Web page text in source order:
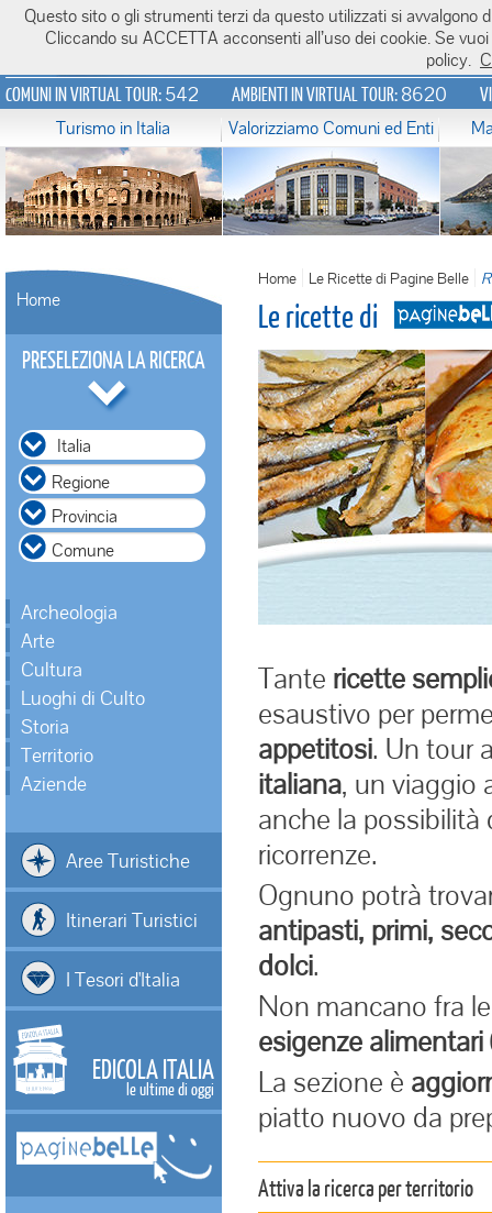
Italiavirtualtour.it
COMUNI IN VIRTUAL TOUR:542 AMBIENTI IN VIRTUAL TOUR:8620
Turismo in Italia Valorizziamo Comuni ed Enti
Home
PRESELEZIONA LA RICERCA
Italia
Archeologia
Arte
Cultura
Luoghi di Culto
Storia
Territorio
Aziende
Aree Turistiche
Itinerari Turistici
I Tesori d'Italia
EDICOLA ITALIA
le ultime di oggi
Home Le Ricette di Pagine Belle
Le ricette di
Tante ricette
esaustivo per
appetitosi. Un tour
italiana, un viaggio
anche la possibilità
ricorrenze.
Ognuno potrà
antipasti, primi,
dolci.
Non mancano fra
esigenze alimentari
La sezione è
piatto nuovo da
Attiva la ricerca per territorio
Questo sito o gli strumenti terzi da questo utilizzati si
Cliccando su ACCETTA acconsenti all’uso dei cookie. Se
policy.